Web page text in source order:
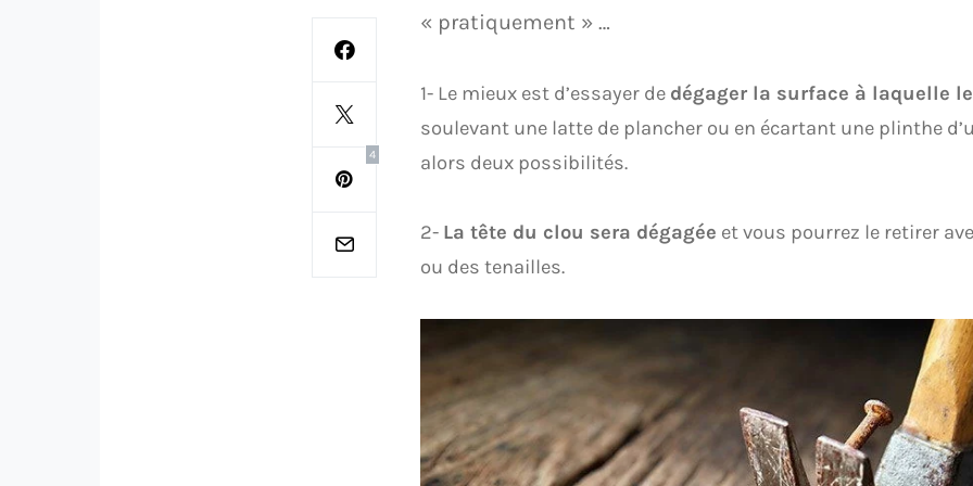
4
« pratiquement » …
1- Le mieux est d’essayer de dégager la surface à laquelle
soulevant une latte de plancher ou en écartant une plinthe
alors deux possibilités.
2- La tête du clou sera dégagée et vous pourrez le retirer
ou des tenailles.